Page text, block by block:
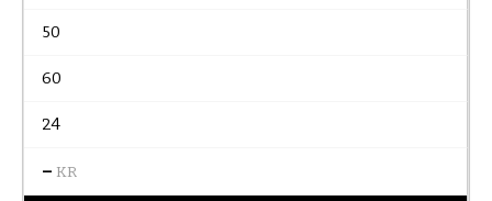
50
60
24
– KR